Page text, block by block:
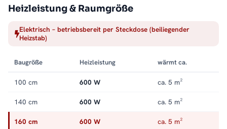
liefert er Handtuchwärme auf Abruf. Alle Größen und
elektrisch.
Heizleistung & Raumgröße
Elektrisch – betriebsbereit per Steckdose (beiliegender
Heizstab)
Baugröße Heizleistung wärmt ca.
100 cm 600 W ca. 5 m²
140 cm 600 W ca. 5 m²
160 cm 600 W ca. 5 m²